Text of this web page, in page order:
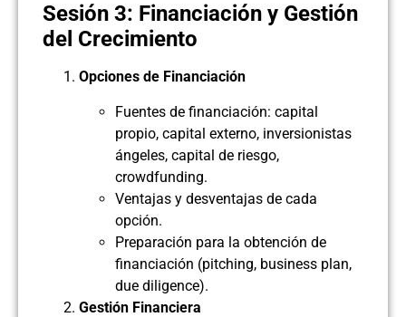
Sesión 3: Financiación y Gestión
del Crecimiento
Opciones de Financiación
Fuentes de financiación: capital
propio, capital externo, inversionistas
ángeles, capital de riesgo,
crowdfunding.
Ventajas y desventajas de cada
opción.
Preparación para la obtención de
financiación (pitching, business plan,
due diligence).
Gestión Financiera